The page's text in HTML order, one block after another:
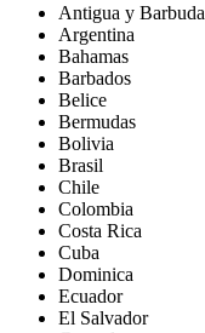
Antigua y Barbuda
Argentina
Bahamas
Barbados
Belice
Bermudas
Bolivia
Brasil
Chile
Colombia
Costa Rica
Cuba
Dominica
Ecuador
El Salvador